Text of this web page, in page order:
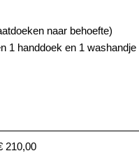
naar behoefte)
1 handdoek en 1
210,00